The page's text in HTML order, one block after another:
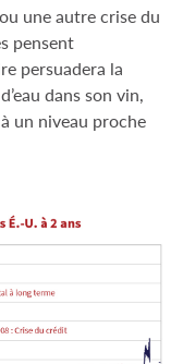
une autre crise du
pensent
persuadera la
dans son vin,
un niveau proche